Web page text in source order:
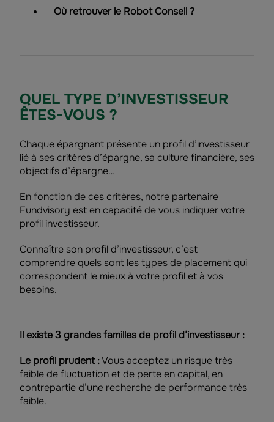
Où retrouver le Robot Conseil ?
QUEL TYPE D’INVESTISSEUR
ÊTES-VOUS ?
Chaque épargnant présente un profil d’investisseur
lié à ses critères d’épargne, sa culture financière, ses
objectifs d’épargne…
En fonction de ces critères, notre partenaire
Fundvisory est en capacité de vous indiquer votre
profil investisseur.
Connaître son profil d’investisseur, c’est
comprendre quels sont les types de placement qui
correspondent le mieux à votre profil et à vos
besoins.
Il existe 3 grandes familles de profil d’investisseur :
Le profil prudent :Vous acceptez un risque très
faible de fluctuation et de perte en capital, en
contrepartie d’une recherche de performance très
faible.